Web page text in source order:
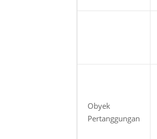
Obyek
Pertanggungan